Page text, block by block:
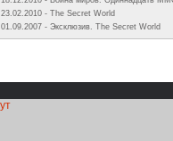
23.02.2010 - The Secret World
01.09.2007 - Эксклюзив. The Secret World